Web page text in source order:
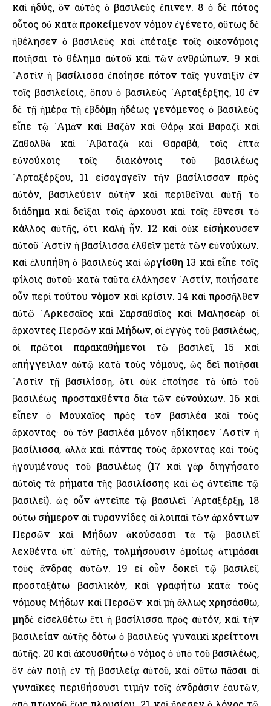
καὶ ἡδύς, ὃν αὐτὸς ὁ βασιλεὺς ἔπινεν. 8 ὁ δὲ πότος
οὗτος οὐ κατὰ προκείμενον νόμον ἐγένετο, οὕτως δὲ
ἠθέλησεν ὁ βασιλεὺς καὶ ἐπέταξε τοῖς οἰκονόμοις
ποιῆσαι τὸ θέλημα αὐτοῦ καὶ τῶν ἀνθρώπων. 9 καὶ
᾿Αστὶν ἡ βασίλισσα ἐποίησε πότον ταῖς γυναιξὶν ἐν
τοῖς βασιλείοις, ὅπου ὁ βασιλεὺς ᾿Αρταξέρξης, 10 ἐν
δὲ τῇ ἡμέρᾳ τῇ ἑβδόμῃ ἡδέως γενόμενος ὁ βασιλεὺς
εἶπε τῷ ᾿Αμὰν καὶ Βαζὰν καὶ Θάρᾳ καὶ Βαραζὶ καὶ
Ζαθολθὰ καὶ ᾿Αβαταζὰ καὶ Θαραβά, τοῖς ἑπτὰ
εὐνούχοις τοῖς διακόνοις τοῦ βασιλέως
᾿Αρταξέρξου, 11 εἰσαγαγεῖν τὴν βασίλισσαν πρὸς
αὐτόν, βασιλεύειν αὐτὴν καὶ περιθεῖναι αὐτῇ τὸ
διάδημα καὶ δεῖξαι τοῖς ἄρχουσι καὶ τοῖς ἔθνεσι τὸ
κάλλος αὐτῆς, ὅτι καλὴ ἦν. 12 καὶ οὐκ εἰσήκουσεν
αὐτοῦ ᾿Αστὶν ἡ βασίλισσα ἐλθεῖν μετὰ τῶν εὐνούχων.
καὶ ἐλυπήθη ὁ βασιλεὺς καὶ ὠργίσθη 13 καὶ εἶπε τοῖς
φίλοις αὐτοῦ· κατὰ ταῦτα ἐλάλησεν ᾿Αστίν, ποιήσατε
οὖν περὶ τούτου νόμον καὶ κρίσιν. 14 καὶ προσῆλθεν
αὐτῷ ᾿Αρκεσαῖος καὶ Σαρσαθαῖος καὶ Μαλησεὰρ οἱ
ἄρχοντες Περσῶν καὶ Μήδων, οἱ ἐγγὺς τοῦ βασιλέως,
οἱ πρῶτοι παρακαθήμενοι τῷ βασιλεῖ, 15 καὶ
ἀπήγγειλαν αὐτῷ κατὰ τοὺς νόμους, ὡς δεῖ ποιῆσαι
᾿Αστὶν τῇ βασιλίσσῃ, ὅτι οὐκ ἐποίησε τὰ ὑπὸ τοῦ
βασιλέως προσταχθέντα διὰ τῶν εὐνούχων. 16 καὶ
εἶπεν ὁ Μουχαῖος πρὸς τὸν βασιλέα καὶ τοὺς
ἄρχοντας· οὐ τὸν βασιλέα μόνον ἠδίκησεν ᾿Αστὶν ἡ
βασίλισσα, ἀλλὰ καὶ πάντας τοὺς ἄρχοντας καὶ τοὺς
ἡγουμένους τοῦ βασιλέως (17 καὶ γὰρ διηγήσατο
αὐτοῖς τὰ ρήματα τῆς βασιλίσσης καὶ ὡς ἀντεῖπε τῷ
βασιλεῖ). ὡς οὖν ἀντεῖπε τῷ βασιλεῖ ᾿Αρταξέρξῃ, 18
οὕτω σήμερον αἱ τυραννίδες αἱ λοιπαὶ τῶν ἀρχόντων
Περσῶν καὶ Μήδων ἀκούσασαι τὰ τῷ βασιλεῖ
λεχθέντα ὑπ᾿ αὐτῆς, τολμήσουσιν ὁμοίως ἀτιμάσαι
τοὺς ἄνδρας αὐτῶν. 19 εἰ οὖν δοκεῖ τῷ βασιλεῖ,
προσταξάτω βασιλικόν, καὶ γραφήτω κατὰ τοὺς
νόμους Μήδων καὶ Περσῶν· καὶ μὴ ἄλλως χρησάσθω,
μηδὲ εἰσελθέτω ἔτι ἡ βασίλισσα πρὸς αὐτόν, καὶ τὴν
βασιλείαν αὐτῆς δότω ὁ βασιλεὺς γυναικὶ κρείττονι
αὐτῆς. 20 καὶ ἀκουσθήτω ὁ νόμος ὁ ὑπὸ τοῦ βασιλέως,
ὃν ἐὰν ποιῇ ἐν τῇ βασιλείᾳ αὐτοῦ, καὶ οὕτω πᾶσαι αἱ
γυναῖκες περιθήσουσι τιμὴν τοῖς ἀνδράσιν ἑαυτῶν,